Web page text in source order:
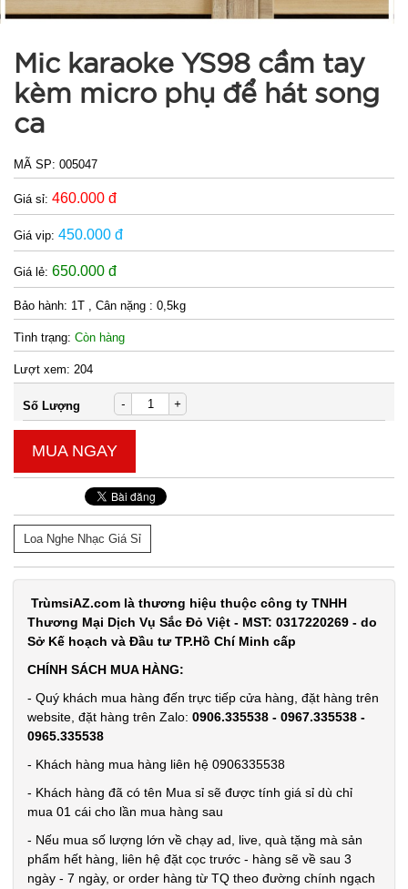
Mic karaoke YS98 cầm tay
kèm micro phụ để hát song
ca
MÃ SP: 005047
Giá sỉ: 460.000 đ
Giá vip: 450.000 đ
Giá lẻ: 650.000 đ
Bảo hành: 1T , Cân nặng : 0,5kg
Tình trạng: Còn hàng
Lượt xem: 204
Số Lượng - +
MUA NGAY
Loa Nghe Nhạc Giá Sỉ
TrùmsỉAZ.com là thương hiệu thuộc công ty TNHH
Thương Mại Dịch Vụ Sắc Đỏ Việt - MST: 0317220269 - do
Sở Kế hoạch và Đầu tư TP.Hồ Chí Minh cấp
CHÍNH SÁCH MUA HÀNG:
- Quý khách mua hàng đến trực tiếp cửa hàng, đặt hàng trên
website, đặt hàng trên Zalo: 0906.335538 - 0967.335538 -
0965.335538
- Khách hàng mua hàng liên hệ 0906335538
- Khách hàng đã có tên Mua sỉ sẽ được tính giá sỉ dù chỉ
mua 01 cái cho lần mua hàng sau
- Nếu mua số lượng lớn về chạy ad, live, quà tặng mà sản
phẩm hết hàng, liên hệ đặt cọc trước - hàng sẽ về sau 3
ngày - 7 ngày, or order hàng từ TQ theo đường chính ngạch